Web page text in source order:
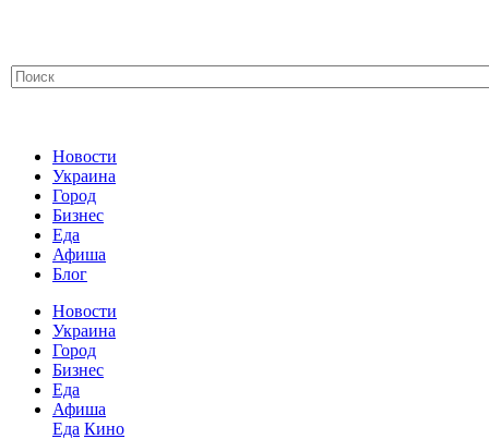
Новости
Украина
Город
Бизнес
Еда
Афиша
Блог
Новости
Украина
Город
Бизнес
Еда
Афиша
Еда Кино